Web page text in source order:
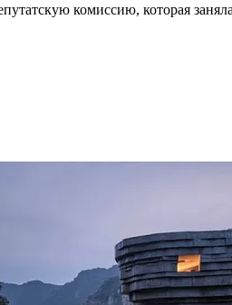
комиссию, которая